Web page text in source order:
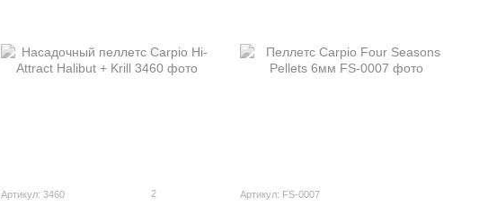
Артикул: 3460 2 Артикул: FS-0007